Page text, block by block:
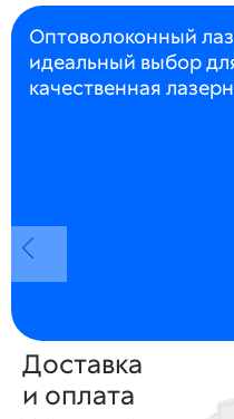
Оптоволоконный
идеальный выбор
качественная
Доставка
и оплата